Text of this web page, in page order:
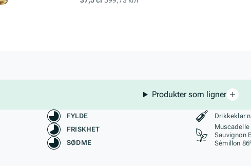
Produkter som ligner
Karakteristikk
FYLDE
FRISKHET
SØDME
Stil,Drikkeklar
Muscadelle
Sauvignon
Sémillon